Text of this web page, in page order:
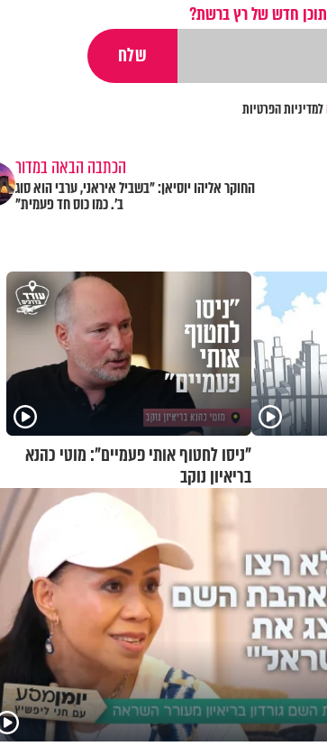
חדש של רץ ברשת?
למדיניות הפרטיות
הכתבה הבאה במדור
החוקר אליהו יוסיאן: "בשביל איראני, ערבי הוא סוג
ב'. כמו כוס חד פעמית"
"ניסו לחטוף אותי פעמיים": מוטי כהנא
בריאיון נוקב